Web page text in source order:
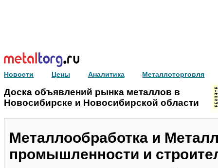
Новости Цены Аналитика Металлоторговля
Доска объявлений рынка металлов в
Новосибирске и Новосибирской области
Металлообработка и
промышленности и